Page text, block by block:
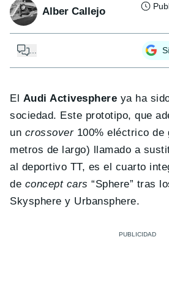
Alber Callejo
El Audi Activesphere ya ha
sociedad. Este prototipo, que
un crossover100% eléctrico de
metros de largo) llamado a
al deportivo TT, es el cuarto
de concept cars “Sphere” tras
Skysphere y Urbansphere.